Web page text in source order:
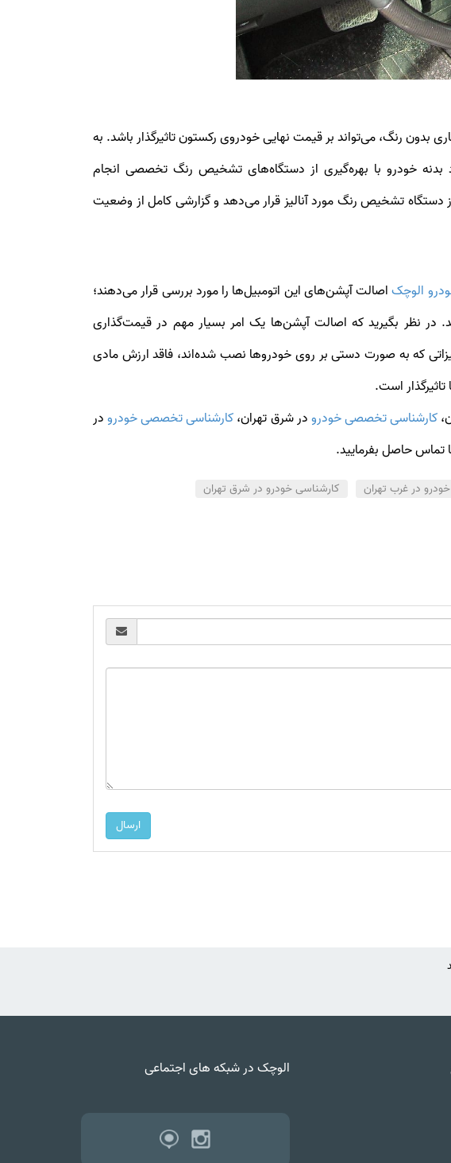
رنگ، می‌تواند بر قیمت نهایی خودروی رکستون تاثیرگذار باشد. به
بدنه خودرو با بهره‌گیری از دستگاه‌های تشخیص رنگ تخصصی انجام
دستگاه تشخیص رنگ مورد آنالیز قرار می‌دهد و گزارشی کامل از وضعیت
الوچکاصالت آپشن‌های این اتومبیل‌ها را مورد بررسی قرار می‌دهند؛
در نظر بگیرید که اصالت آپشن‌ها یک امر بسیار مهم در قیمت‌گذاری
که به صورت دستی بر روی خودروها نصب شده‌اند، فاقد ارزش مادی
است.
کارشناسی تخصصی خودرودر شرق تهران،کارشناسی تخصصی خودرودر
تماس حاصل بفرمایید.
در غرب تهران
کارشناسی خودرو در شرق تهران
الوچک در شبکه های اجتماعی